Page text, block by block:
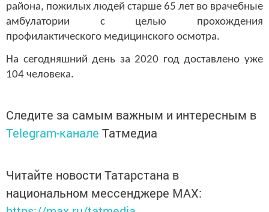
района, пожилых людей старше 65 лет во врачебные
амбулатории с целью прохождения
профилактического медицинского осмотра.
На сегодняшний день за 2020 год доставлено уже
104 человека.
Следите за самым важным и интересным в
Telegram-канале Татмедиа
Читайте новости Татарстана в
национальном мессенджере MАХ: